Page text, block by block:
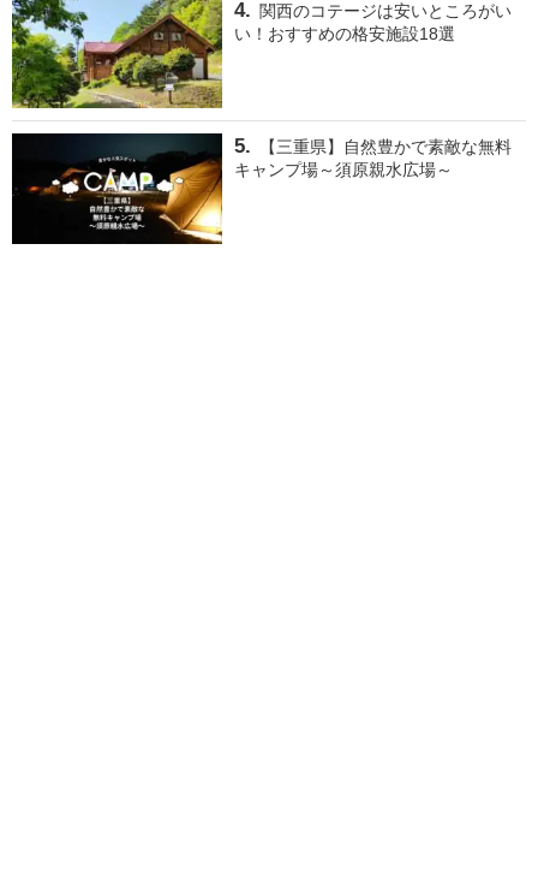
関西のコテージは安いところがい
い！おすすめの格安施設18選
【三重県】自然豊かで素敵な無料
キャンプ場～須原親水広場～